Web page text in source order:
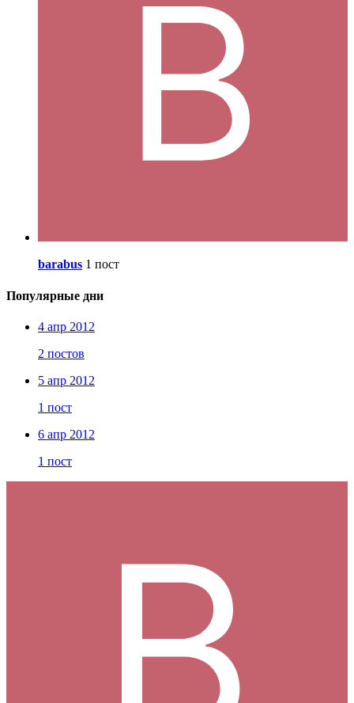
barabus 1 пост
Популярные дни
4 апр 2012
2 постов
5 апр 2012
1 пост
6 апр 2012
1 пост